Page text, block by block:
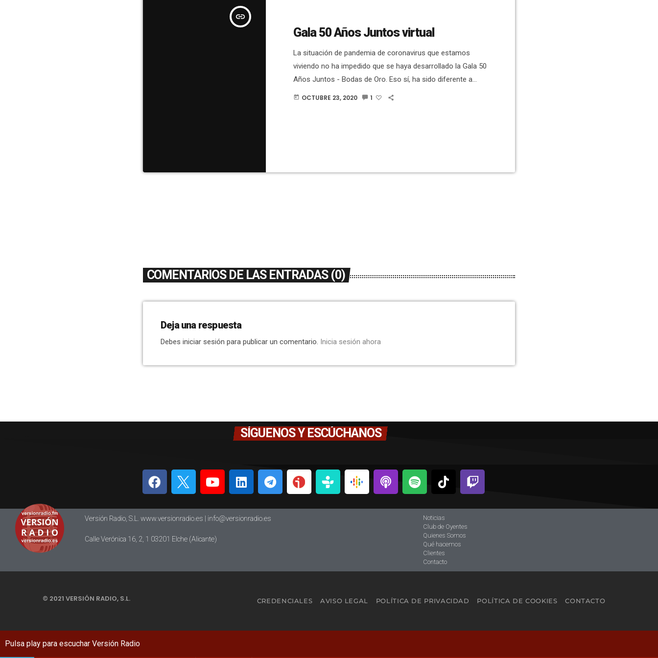
insert_link
Gala 50 Años Juntos virtual
La situación de pandemia de coronavirus que estamos
viviendo no ha impedido que se haya desarrollado la Gala 50
Años Juntos - Bodas de Oro. Eso sí, ha sido diferente a
otros años, ya que ha sido de manera virtual. Se ha
today OCTUBRE 23, 2020 1
COMENTARIOS DE LAS ENTRADAS (0)
Deja una respuesta
Debes iniciar sesión para publicar un comentario. Inicia sesión ahora
SÍGUENOS Y ESCÚCHANOS
Versión Radio, S.L. www.versionradio.es | info@versionradio.es
Calle Verónica 16, 2, 1 03201 Elche (Alicante)
Noticias
Club de Oyentes
Quienes Somos
Qué hacemos
Clientes
Contacto
© 2021 VERSIÓN RADIO, S.L. CREDENCIALES AVISO LEGAL POLÍTICA DE PRIVACIDAD POLÍTICA DE COOKIES CONTACTO